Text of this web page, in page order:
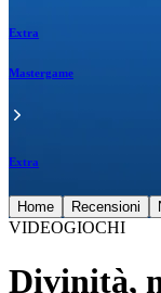
Extra
Mastergame
Extra
Home Recensioni
VIDEOGIOCHI
Divinità,